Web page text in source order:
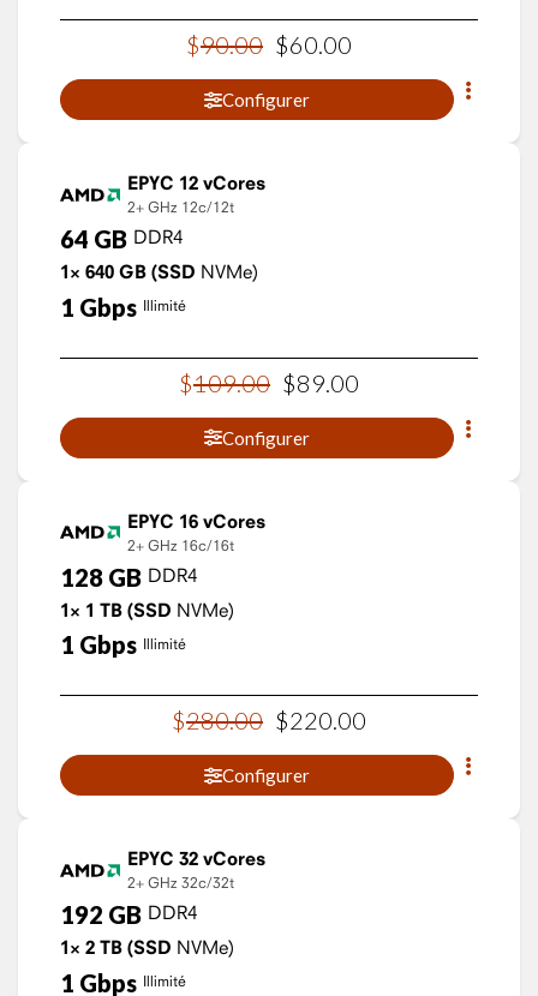
$90.00 $60.00
Configurer
EPYC 12 vCores
2+ GHz 12c/12t
64 GB DDR4
1× 640 GB (SSD NVMe)
1 Gbps Illimité
$109.00 $89 00
Configurer
EPYC 16 vCores
2+ GHz 16c/16t
128 GB DDR4
1× 1 TB (SSD NVMe)
1 Gbps Illimité
$280.00 $220.00
Configurer
EPYC 32 vCores
2+ GHz 32c/32t
192 GB DDR4
1× 2 TB (SSD NVMe)
1 Gbps Illimité